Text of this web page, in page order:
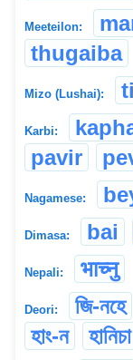
Meeteilon:
thugaiba
Mizo (Lushai):
Karbi:
pavir
Nagamese:
Dimasa: bai
Nepali: भाच्नु
Deori: জি-নহে
হাং-ন
হানিচা